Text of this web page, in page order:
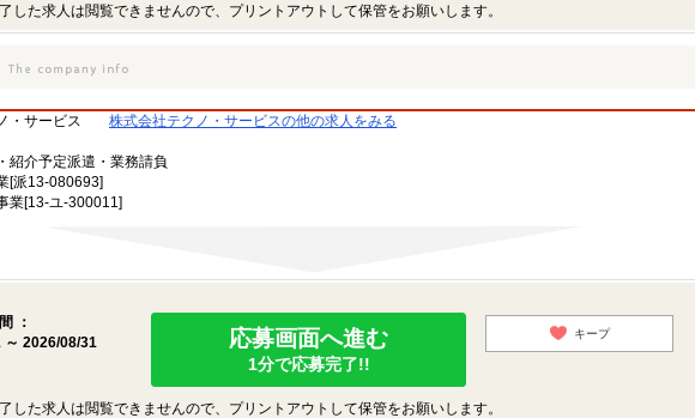
した求人は閲覧できませんので、プリントアウトして保管をお願いします。
・サービス
株式会社テクノ・サービスの他の求人をみる
紹介予定派遣・業務請負
[派13-080693]
業[13-ユ-300011]
：
～ 2026/08/31
応募画面へ進む
1分で応募完了!!
キープ
した求人は閲覧できませんので、プリントアウトして保管をお願いします。